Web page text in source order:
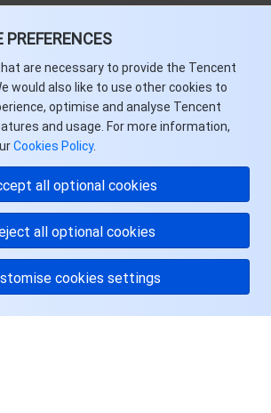
PREFERENCES
are necessary to provide the Tencent
would also like to use other cookies to
optimise and analyse Tencent
and usage. For more information,
Cookies Policy.
all optional cookies
all optional cookies
cookies settings